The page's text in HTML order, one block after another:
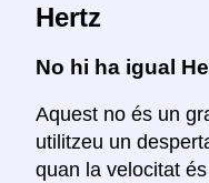
Hertz
No hi ha igual
Aquest no és un
utilitzeu un
quan la velocitat